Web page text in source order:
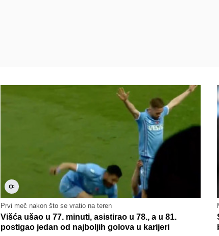
Prvi meč nakon što se vratio na teren
Višća ušao u 77. minuti, asistirao u 78., a u 81.
postigao jedan od najboljih golova u karijeri